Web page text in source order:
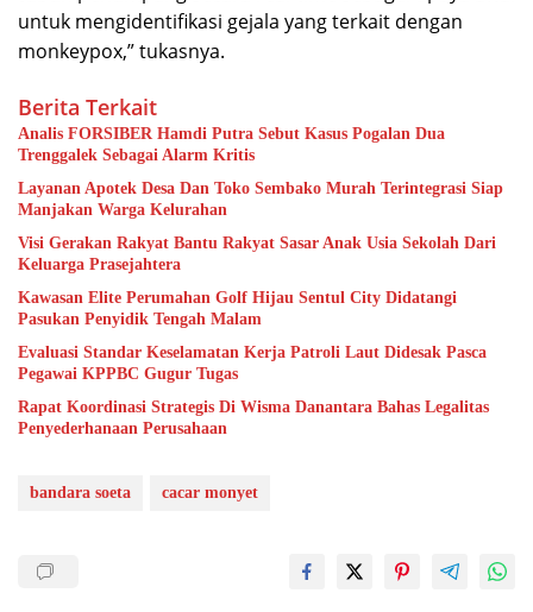
untuk mengidentifikasi gejala yang terkait dengan
monkeypox,” tukasnya.
Berita Terkait
Analis FORSIBER Hamdi Putra Sebut Kasus Pogalan Dua
Trenggalek Sebagai Alarm Kritis
Layanan Apotek Desa Dan Toko Sembako Murah Terintegrasi Siap
Manjakan Warga Kelurahan
Visi Gerakan Rakyat Bantu Rakyat Sasar Anak Usia Sekolah Dari
Keluarga Prasejahtera
Kawasan Elite Perumahan Golf Hijau Sentul City Didatangi
Pasukan Penyidik Tengah Malam
Evaluasi Standar Keselamatan Kerja Patroli Laut Didesak Pasca
Pegawai KPPBC Gugur Tugas
Rapat Koordinasi Strategis Di Wisma Danantara Bahas Legalitas
Penyederhanaan Perusahaan
bandara soeta cacar monyet